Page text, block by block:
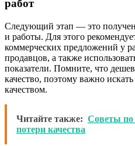
работ
Следующий этап — это
и работы. Для этого
коммерческих предложений у
продавцов, а также
показатели. Помните, что
качество, поэтому важно
качеством.
Читайте также: Советы по
потери качества